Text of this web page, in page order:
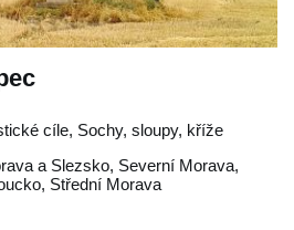
cíle, Sochy, sloupy, kříže
a Slezsko, Severní Morava,
, Střední Morava